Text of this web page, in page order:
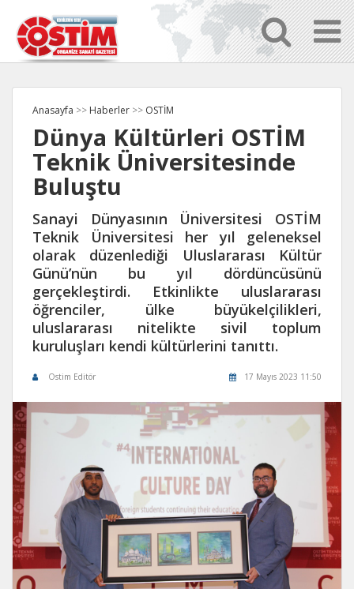
Anasayfa >> Haberler >> OSTİM
Dünya Kültürleri OSTİM
Teknik Üniversitesinde
Buluştu
Sanayi Dünyasının Üniversitesi OSTİM
Teknik Üniversitesi her yıl geleneksel
olarak düzenlediği Uluslararası Kültür
Günü’nün bu yıl dördüncüsünü
gerçekleştirdi. Etkinlikte uluslararası
öğrenciler, ülke büyükelçilikleri,
uluslararası nitelikte sivil toplum
kuruluşları kendi kültürlerini tanıttı.
Ostim Editör 17 Mayıs 2023 11:50